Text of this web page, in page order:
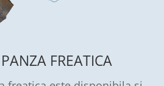
FREATICA